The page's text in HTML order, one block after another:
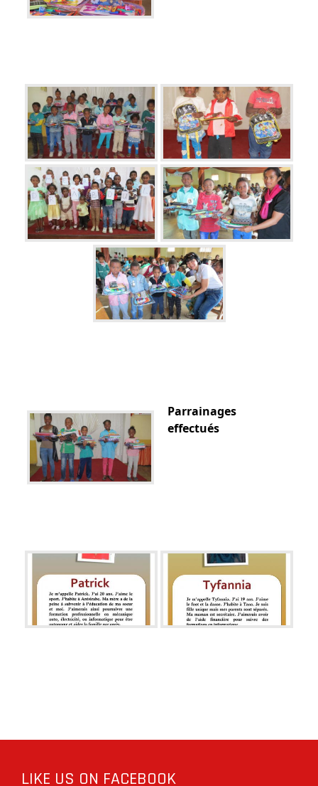
Parrainages
effectués
LIKE US ON FACEBOOK